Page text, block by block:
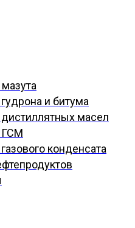
и битума
масел
ГСМ
конденсата